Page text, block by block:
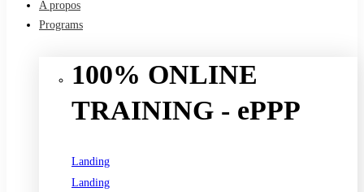
A propos
Programs
100% ONLINE
TRAINING - ePPP
Landing
Landing